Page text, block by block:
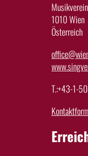
1010 Wien
Österreich
T.:+43-1-